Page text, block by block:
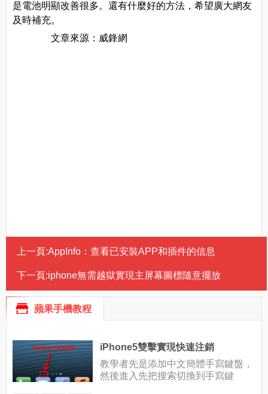
是電池明顯改善很多。還有什麼好的方法，希望廣大網友
及時補充。
文章來源：威鋒網
上一頁:AppInfo：查看已安裝APP和插件的信息
下一頁:iphone無需越獄實現主屏幕圖標隨意擺放
蘋果手機教程
iPhone5雙擊實現快速注銷
教學者先是添加中文簡體手寫鍵盤，
然後進入先把搜索切換到手寫鍵